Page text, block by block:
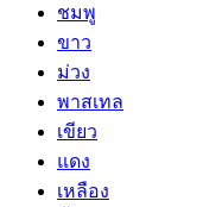
ชมพู
ขาว
ม่วง
พาสเทล
เขียว
แดง
เหลือง